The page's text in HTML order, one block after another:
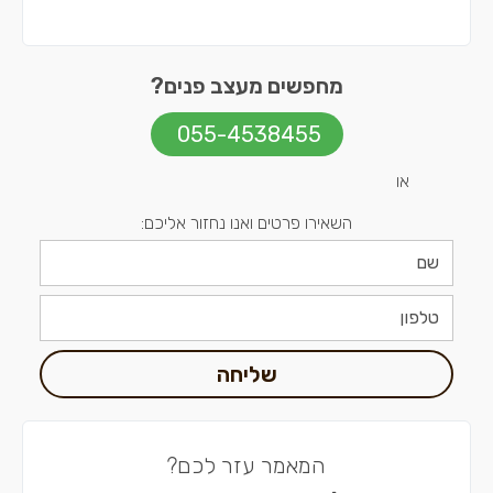
מחפשים מעצב פנים?
055-4538455
או
השאירו פרטים ואנו נחזור אליכם:
שליחה
המאמר עזר לכם?